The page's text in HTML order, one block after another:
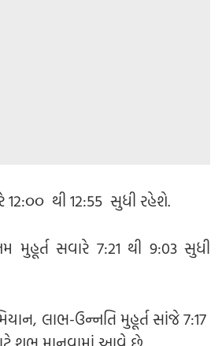
12:૦૦ થી 12:55 સુધી રહેશે.
મુહૂર્ત સવારે 7:21 થી 9:03 સુધી
લાભ-ઉન્નતિ મુહૂર્ત સાંજે 7:17